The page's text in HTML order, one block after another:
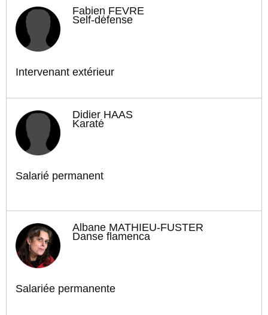
Fabien FEVRE
Self-défense
Intervenant extérieur
Didier HAAS
Karaté
Salarié permanent
Albane MATHIEU-FUSTER
Danse flamenca
Salariée permanente